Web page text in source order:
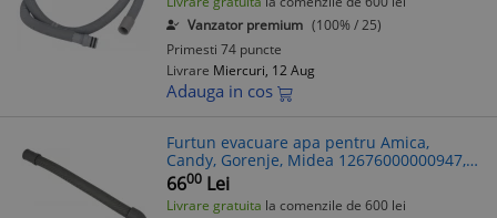
Vanzator premium (100% / 25)
Primesti 74 puncte
Livrare Miercuri, 12 Aug
Adauga in cos
Furtun evacuare apa pentru Amica,
Candy, Gorenje, Midea 12676000000947,
32.2 cm
6600 Lei
Livrare gratuita la comenzile de 600 lei